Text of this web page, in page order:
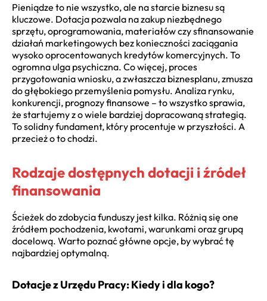
Pieniądze to nie wszystko, ale na starcie biznesu są
kluczowe. Dotacja pozwala na zakup niezbędnego
sprzętu, oprogramowania, materiałów czy sfinansowanie
działań marketingowych bez konieczności zaciągania
wysoko oprocentowanych kredytów komercyjnych. To
ogromna ulga psychiczna. Co więcej, proces
przygotowania wniosku, a zwłaszcza biznesplanu, zmusza
do głębokiego przemyślenia pomysłu. Analiza rynku,
konkurencji, prognozy finansowe – to wszystko sprawia,
że startujemy z o wiele bardziej dopracowaną strategią.
To solidny fundament, który procentuje w przyszłości. A
przecież o to chodzi.
Rodzaje dostępnych dotacji i źródeł
finansowania
Ścieżek do zdobycia funduszy jest kilka. Różnią się one
źródłem pochodzenia, kwotami, warunkami oraz grupą
docelową. Warto poznać główne opcje, by wybrać tę
najbardziej optymalną.
Dotacje z Urzędu Pracy: Kiedy i dla kogo?